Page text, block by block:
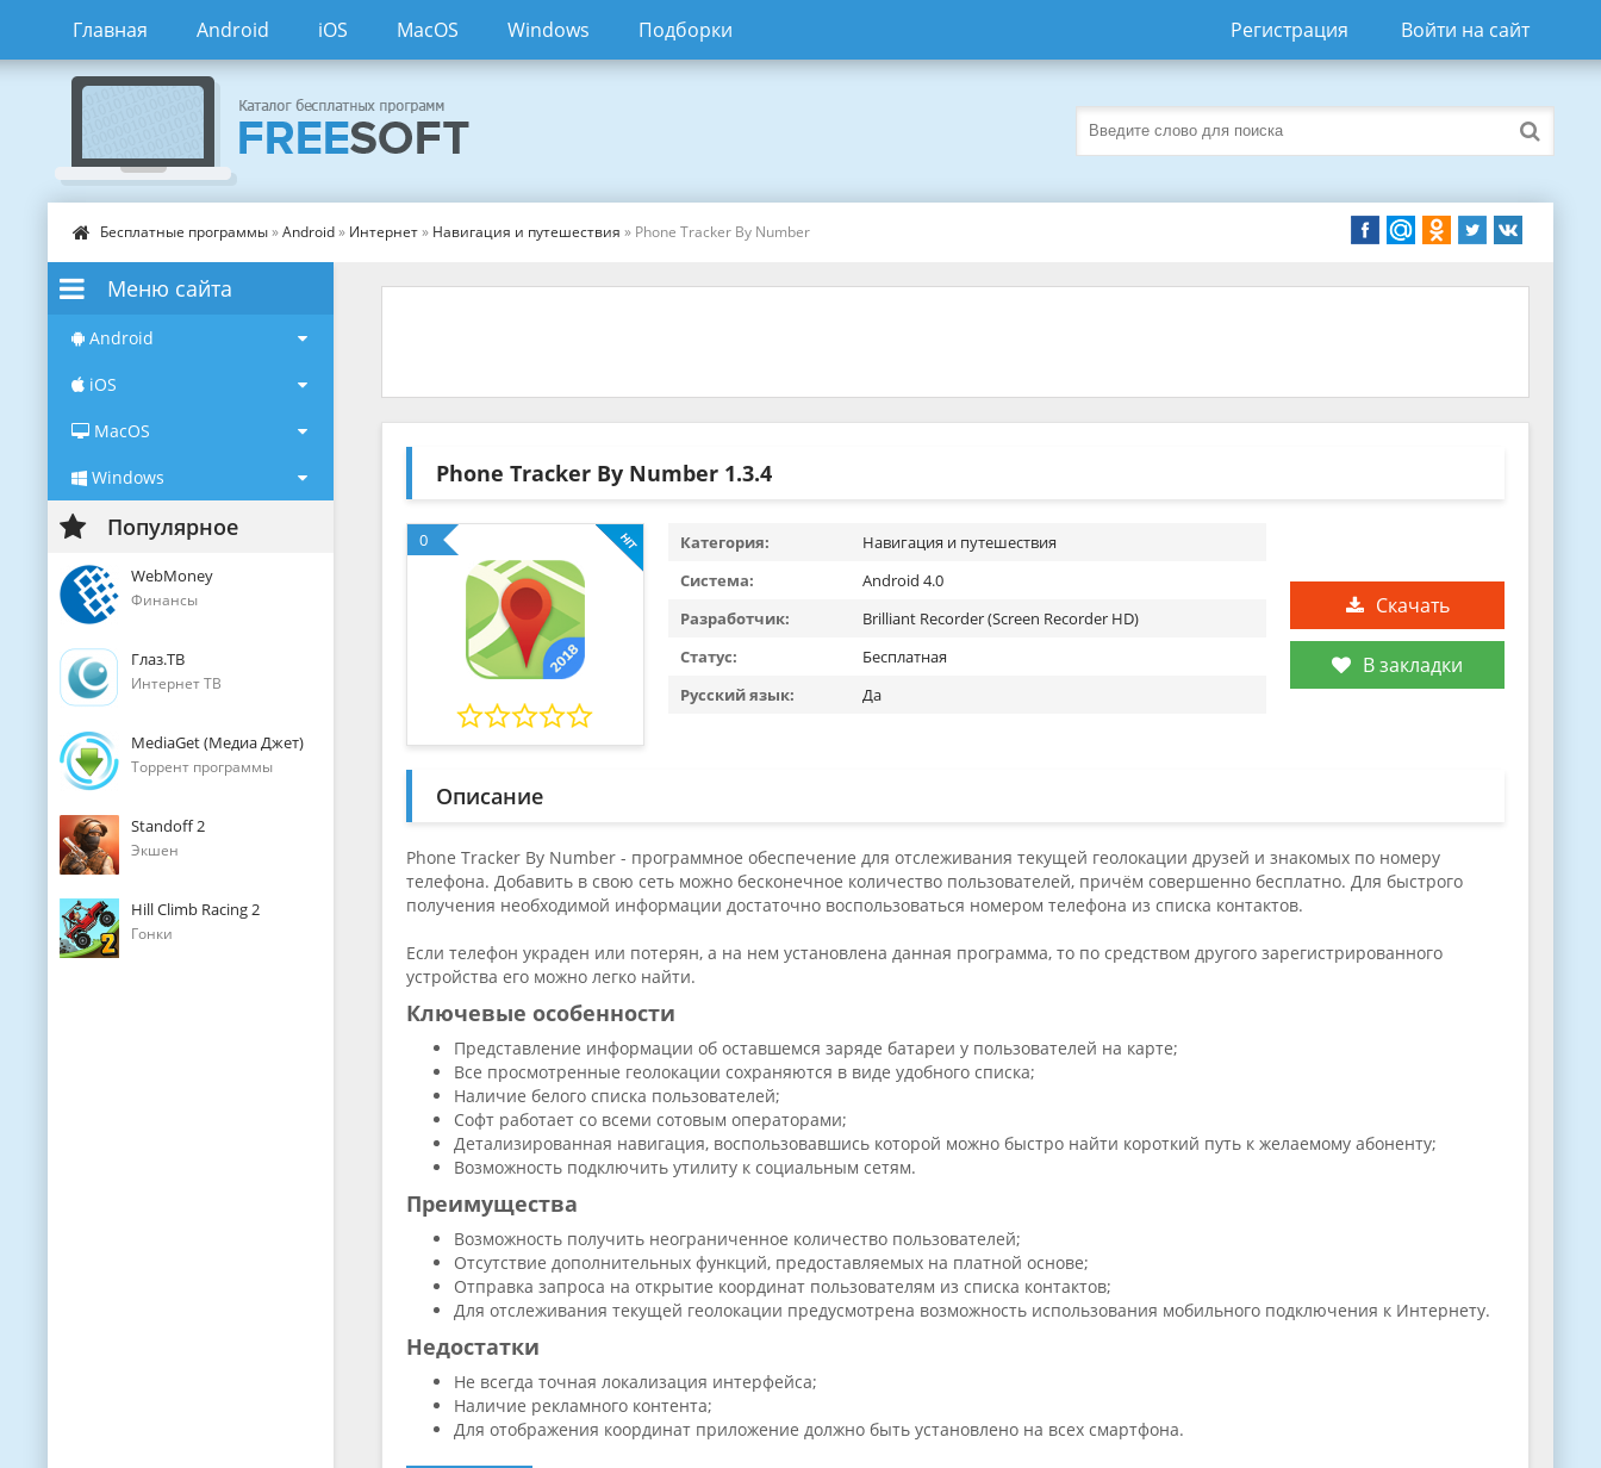
Главная Android iOS MacOS Windows Подборки Регистрация Войти на сайт
Бесплатные программы»Android» Интернет» Навигация и путешествия » Phone Tracker By Number
Меню сайта
Android
iOS
MacOS
Windows
Популярное
WebMoney
Финансы
Глаз.ТВ
Интернет ТВ
MediaGet (Медиа Джет)
Торрент программы
Standoff 2
Экшен
Hill Climb Racing 2
Гонки
Phone Tracker By Number 1.3.4
0
Скачать
В закладки
Категория:
Навигация и путешествия
Система:
Android 4.0
Разработчик:
Brilliant Recorder (Screen Recorder HD)
Статус:
Бесплатная
Русский язык:
Да
Описание
Phone Tracker By Number - программное обеспечение для отслеживания текущей геолокации друзей и знакомых по номеру
телефона. Добавить в свою сеть можно бесконечное количество пользователей, причём совершенно бесплатно. Для быстрого
получения необходимой информации достаточно воспользоваться номером телефона из списка контактов.
Если телефон украден или потерян, а на нем установлена данная программа, то по средством другого зарегистрированного
устройства его можно легко найти.
Ключевые особенности
Представление информации об оставшемся заряде батареи у пользователей на карте;
Все просмотренные геолокации сохраняются в виде удобного списка;
Наличие белого списка пользователей;
Софт работает со всеми сотовым операторами;
Детализированная навигация, воспользовавшись которой можно быстро найти короткий путь к желаемому абоненту;
Возможность подключить утилиту к социальным сетям.
Преимущества
Возможность получить неограниченное количество пользователей;
Отсутствие дополнительных функций, предоставляемых на платной основе;
Отправка запроса на открытие координат пользователям из списка контактов;
Для отслеживания текущей геолокации предусмотрена возможность использования мобильного подключения к Интернету.
Недостатки
Не всегда точная локализация интерфейса;
Наличие рекламного контента;
Для отображения координат приложение должно быть установлено на всех смартфона.